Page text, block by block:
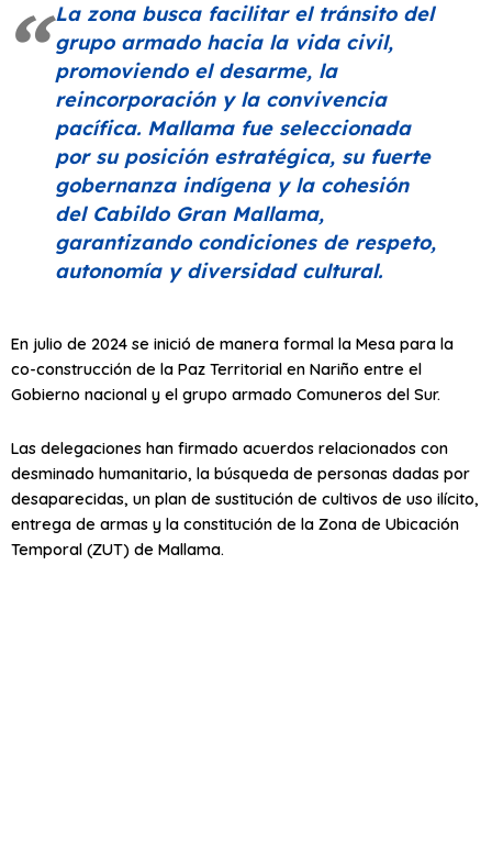
La zona busca facilitar el tránsito del
grupo armado hacia la vida civil,
promoviendo el desarme, la
reincorporación y la convivencia
pacífica. Mallama fue seleccionada
por su posición estratégica, su fuerte
gobernanza indígena y la cohesión
del Cabildo Gran Mallama,
garantizando condiciones de respeto,
autonomía y diversidad cultural.
En julio de 2024 se inició de manera formal la Mesa para la
co-construcción de la Paz Territorial en Nariño entre el
Gobierno nacional y el grupo armado Comuneros del Sur.
Las delegaciones han firmado acuerdos relacionados con
desminado humanitario, la búsqueda de personas dadas por
desaparecidas, un plan de sustitución de cultivos de uso ilícito,
entrega de armas y la constitución de la Zona de Ubicación
Temporal (ZUT) de Mallama.